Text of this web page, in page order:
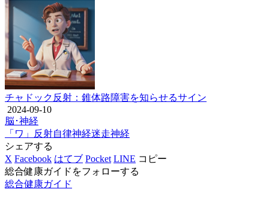
チャドック反射：錐体路障害を知らせるサイン
2024-09-10
脳･神経
「ワ」
反射自律神経迷走神経
シェアする
X Facebook はてブ Pocket LINE コピー
総合健康ガイドをフォローする
総合健康ガイド